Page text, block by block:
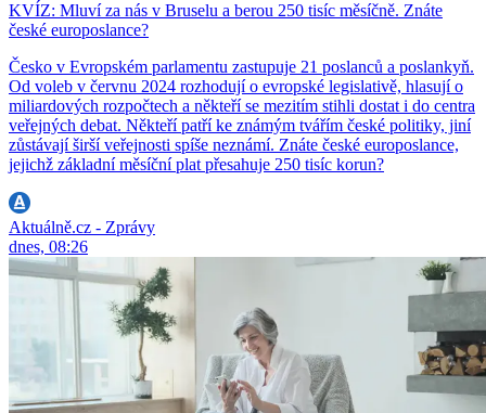
KVÍZ: Mluví za nás v Bruselu a berou 250 tisíc měsíčně. Znáte
české europoslance?
Česko v Evropském parlamentu zastupuje 21 poslanců a poslankyň.
Od voleb v červnu 2024 rozhodují o evropské legislativě, hlasují o
miliardových rozpočtech a někteří se mezitím stihli dostat i do centra
veřejných debat. Někteří patří ke známým tvářím české politiky, jiní
zůstávají širší veřejnosti spíše neznámí. Znáte české europoslance,
jejichž základní měsíční plat přesahuje 250 tisíc korun?
Aktuálně.cz - Zprávy
dnes, 08:26